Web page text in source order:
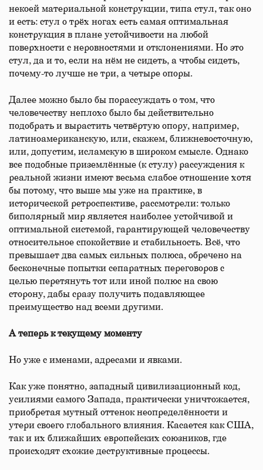
некоей материальной конструкции, типа стул, так оно
и есть: стул о трёх ногах есть самая оптимальная
конструкция в плане устойчивости на любой
поверхности с неровностями и отклонениями. Но это
стул, да и то, если на нём не сидеть, а чтобы сидеть,
почему-то лучше не три, а четыре опоры.
Далее можно было бы порассуждать о том, что
человечеству неплохо было бы действительно
подобрать и вырастить четвёртую опору, например,
латиноамериканскую, или, скажем, ближневосточную,
или, допустим, исламскую в широком смысле. Однако
все подобные приземлённые (к стулу) рассуждения к
реальной жизни имеют весьма слабое отношение хотя
бы потому, что выше мы уже на практике, в
исторической ретроспективе, рассмотрели: только
биполярный мир является наиболее устойчивой и
оптимальной системой, гарантирующей человечеству
относительное спокойствие и стабильность. Всё, что
превышает два самых сильных полюса, обречено на
бесконечные попытки сепаратных переговоров с
целью перетянуть тот или иной полюс на свою
сторону, дабы сразу получить подавляющее
преимущество над всеми другими.
А теперь к текущему моменту
Но уже с именами, адресами и явками.
Как уже понятно, западный цивилизационный код,
усилиями самого Запада, практически уничтожается,
приобретая мутный оттенок неопределённости и
утери своего глобального влияния. Касается как США,
так и их ближайших европейских союзников, где
происходят схожие деструктивные процессы.